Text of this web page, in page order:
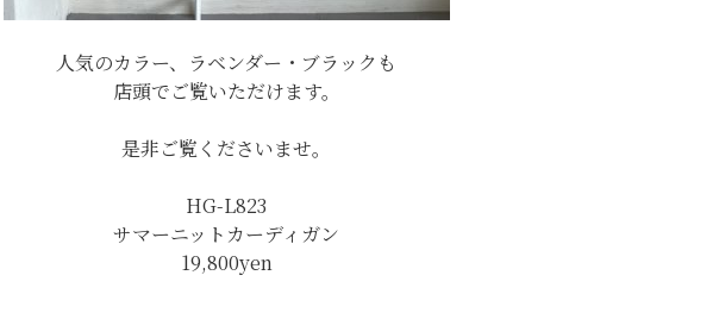
人気のカラー、ラベンダー・ブラックも
店頭でご覧いただけます。
是非ご覧くださいませ。
HG-L823
サマーニットカーディガン
19,800yen